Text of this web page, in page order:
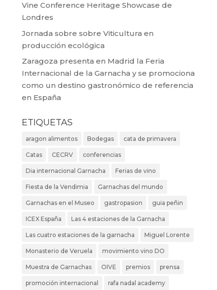
Vine Conference Heritage Showcase de
Londres
Jornada sobre sobre Viticultura en
producción ecológica
Zaragoza presenta en Madrid la Feria
Internacional de la Garnacha y se promociona
como un destino gastronómico de referencia
en España
ETIQUETAS
aragon alimentos Bodegas cata de primavera
Catas CECRV conferencias
Dia internacional Garnacha Ferias de vino
Fiesta de la Vendimia Garnachas del mundo
Garnachas en el Museo gastropasion guia peñin
ICEX España Las 4 estaciones de la Garnacha
Las cuatro estaciones de la garnacha Miguel Lorente
Monasterio de Veruela movimiento vino DO
Muestra de Garnachas OIVE premios prensa
promoción internacional rafa nadal academy